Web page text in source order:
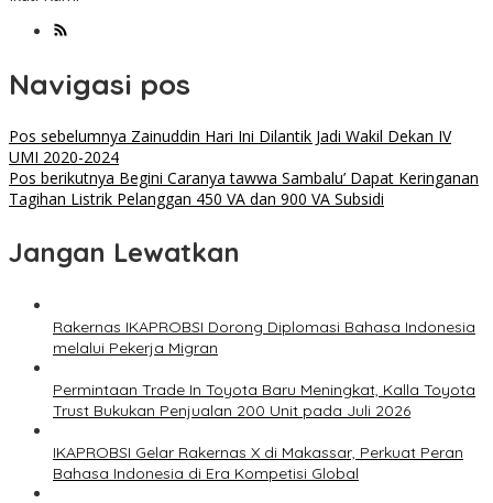
Navigasi pos
Pos sebelumnya Zainuddin Hari Ini Dilantik Jadi Wakil Dekan IV
UMI 2020-2024
Pos berikutnya Begini Caranya tawwa Sambalu’ Dapat Keringanan
Tagihan Listrik Pelanggan 450 VA dan 900 VA Subsidi
Jangan Lewatkan
Rakernas IKAPROBSI Dorong Diplomasi Bahasa Indonesia
melalui Pekerja Migran
Permintaan Trade In Toyota Baru Meningkat, Kalla Toyota
Trust Bukukan Penjualan 200 Unit pada Juli 2026
IKAPROBSI Gelar Rakernas X di Makassar, Perkuat Peran
Bahasa Indonesia di Era Kompetisi Global